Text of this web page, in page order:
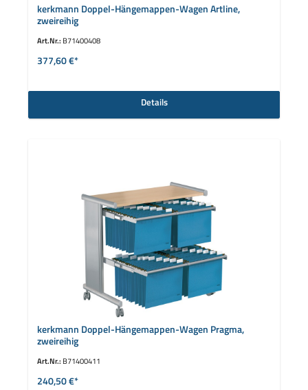
kerkmann Doppel-Hängemappen-Wagen Artline,
zweireihig
Art.Nr.: B71400408
377,60 €*
Details
kerkmann Doppel-Hängemappen-Wagen Pragma,
zweireihig
Art.Nr.: B71400411
240,50 €*